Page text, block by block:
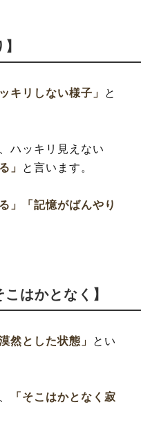
キリしない様子」 と
ハッキリ見えない
」 と言います。
」
「記憶がばんやり
はかとなく】
漠然とした状態」 とい
「そこはかとなく寂